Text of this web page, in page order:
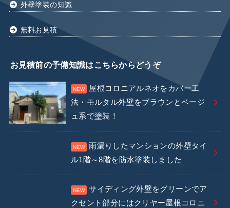
外壁塗装の知識
無料お見積
お見積前の予備知識はこちらからどうぞ
屋根コロニアルネオをカバー工
法・モルタル外壁をブラウンとベージ
ュ系で塗装！
雨漏りしたマンションの外壁タイ
ル1階～8階を防水塗装しました
サイディング外壁をグリーンでア
クセント部分にはクリヤー屋根コロニ